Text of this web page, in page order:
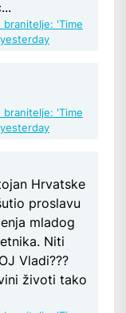
branitelje: 'Time
yesterday
branitelje: 'Time
yesterday
Hrvatske
proslavu
mladog
Niti
Vladi???
životi tako